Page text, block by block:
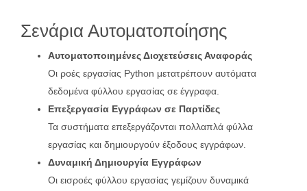
Σενάρια Αυτοματοποίησης
Αυτοματοποιημένες Διοχετεύσεις Αναφοράς
Οι ροές εργασίας Python μετατρέπουν αυτόματα
δεδομένα φύλλου εργασίας σε έγγραφα.
Επεξεργασία Εγγράφων σε Παρτίδες
Τα συστήματα επεξεργάζονται πολλαπλά φύλλα
εργασίας και δημιουργούν έξοδους εγγράφων.
Δυναμική Δημιουργία Εγγράφων
Οι εισροές φύλλου εργασίας γεμίζουν δυναμικά